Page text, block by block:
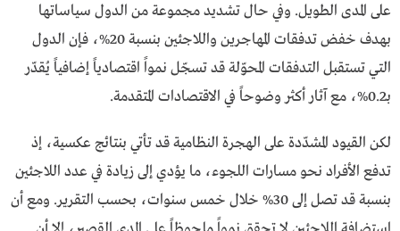
على المدى الطويل. وفي حال تشديد مجموعة من الدول سياساتها
بهدف خفض تدفقات المهاجرين واللاجئين بنسبة 20%، فإن الدول
التي تستقبل التدفقات المحوّلة قد تسجّل نمواً اقتصادياً إضافياً يُقدّر
بـ0.2%، مع آثار أكثر وضوحاً في الاقتصادات المتقدمة.
لكن القيود المشدّدة على الهجرة النظامية قد تأتي بنتائج عكسية، إذ
تدفع الأفراد نحو مسارات اللجوء، ما يؤدي إلى زيادة في عدد اللاجئين
بنسبة قد تصل إلى 30% خلال خمس سنوات، بحسب التقرير. ومع أن